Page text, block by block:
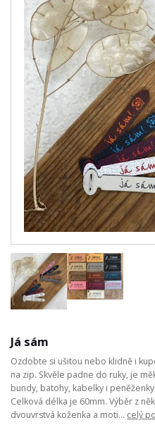
Já sám
Ozdobte si ušitou nebo klidně i
na zip. Skvěle padne do ruky, je
bundy, batohy, kabelky i
Celková délka je 60mm. Výběr z
dvouvrstvá koženka a moti... celý